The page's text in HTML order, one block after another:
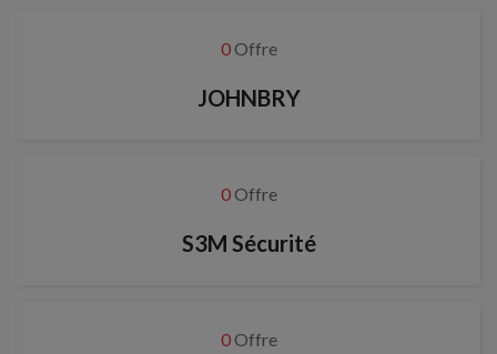
0Offre
JOHNBRY
0Offre
S3M Sécurité
0Offre